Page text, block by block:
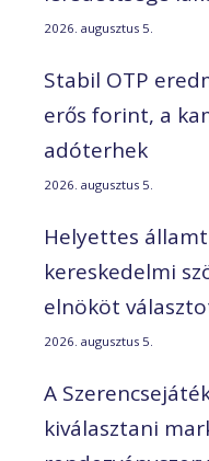
2026. augusztus 5.
Stabil OTP
erős forint, a
adóterhek
2026. augusztus 5.
Helyettes
kereskedelmi
elnököt
2026. augusztus 5.
A
kiválasztani